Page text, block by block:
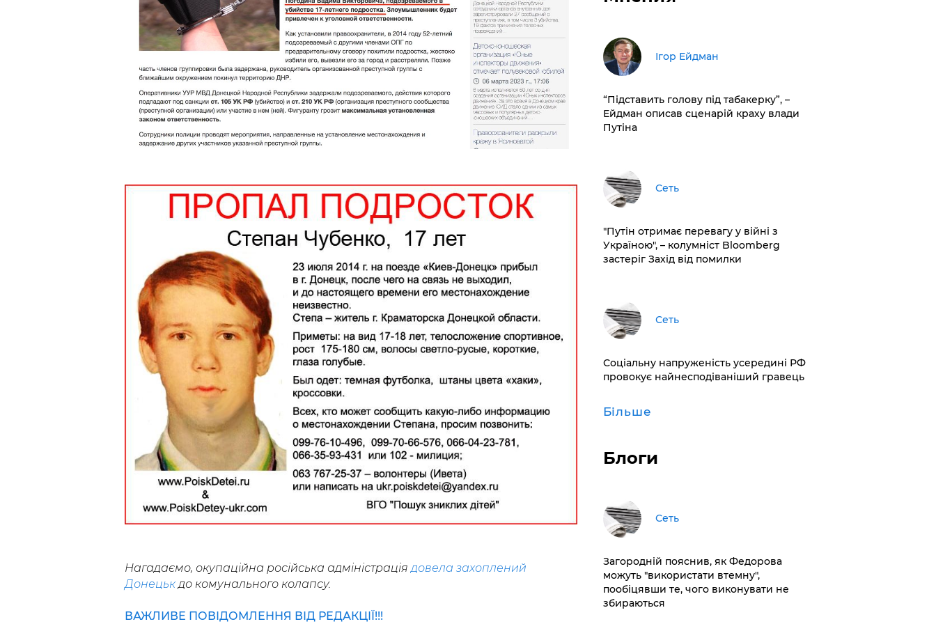
Нагадаємо, окупаційна російська адміністрація довела захоплений
Донецькдо комунального колапсу.
ВАЖЛИВЕ ПОВІДОМЛЕННЯ ВІД РЕДАКЦІЇ!!!
Ігор Ейдман
​“Підставить голову під табакерку”, –
Ейдман описав сценарій краху влади
Путіна
Сеть
"Путін отримає перевагу у війні з
Україною", – колумніст Bloomberg
застеріг Захід від помилки
Сеть
Соціальну напруженість усередині РФ
провокує найнесподіваніший гравець
Більше
Блоги
Сеть
Загородній пояснив, як Федорова
можуть "використати втемну",
пообіцявши те, чого виконувати не
збираються